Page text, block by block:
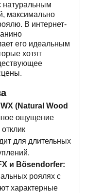
натуральным
максимально
В интернет-
его идеальным
хотят
(Natural Wood
ощущение
для длительных
и Bösendorfer:
роялях с
характерные